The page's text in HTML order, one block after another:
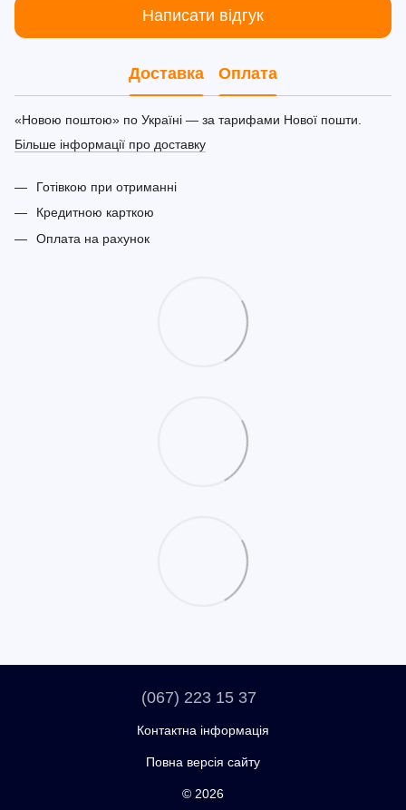
Написати відгук
Доставка Оплата
«Новою поштою» по Україні — за тарифами Нової пошти.
Більше інформації про доставку
Готівкою при отриманні
Кредитною карткою
Оплата на рахунок
(067) 223 15 37
Контактна інформація
Повна версія сайту
© 2026